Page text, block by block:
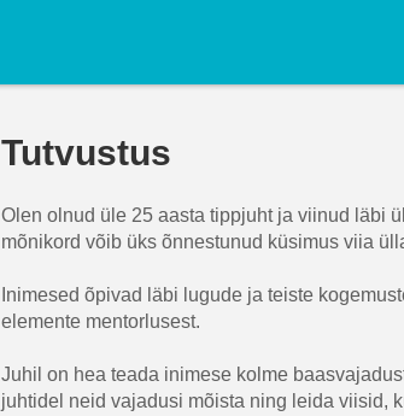
Tutvustus
Olen olnud üle 25 aasta tippjuht ja viinud läbi
mõnikord võib üks õnnestunud küsimus viia
Inimesed õpivad läbi lugude ja teiste
elemente mentorlusest.
Juhil on hea teada inimese kolme
juhtidel neid vajadusi mõista ning leida viisid,